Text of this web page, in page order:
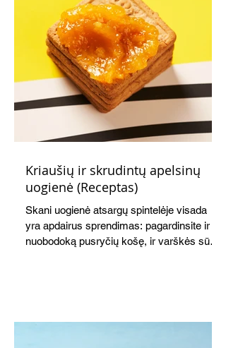
Kriaušių ir skrudintų apelsinų
uogienė (Receptas)
Skani uogienė atsargų spintelėje visada
yra apdairus sprendimas: pagardinsite ir
nuobodoką pusryčių košę, ir varškės sūrį,